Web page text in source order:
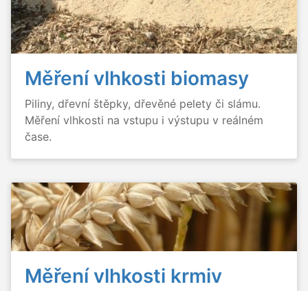
Měření vlhkosti biomasy
Piliny, dřevní štěpky, dřevěné pelety či slámu.
Měření vlhkosti na vstupu i výstupu v reálném
čase.
Měření vlhkosti krmiv